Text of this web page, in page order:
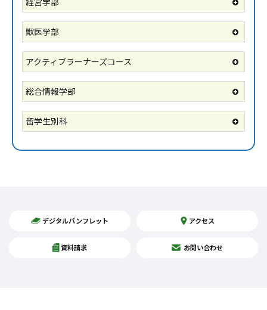
獣医学部
アクティブラーナーズコース
総合情報学部
留学生別科
デジタルパンフレット アクセス
資料請求 お問い合わせ